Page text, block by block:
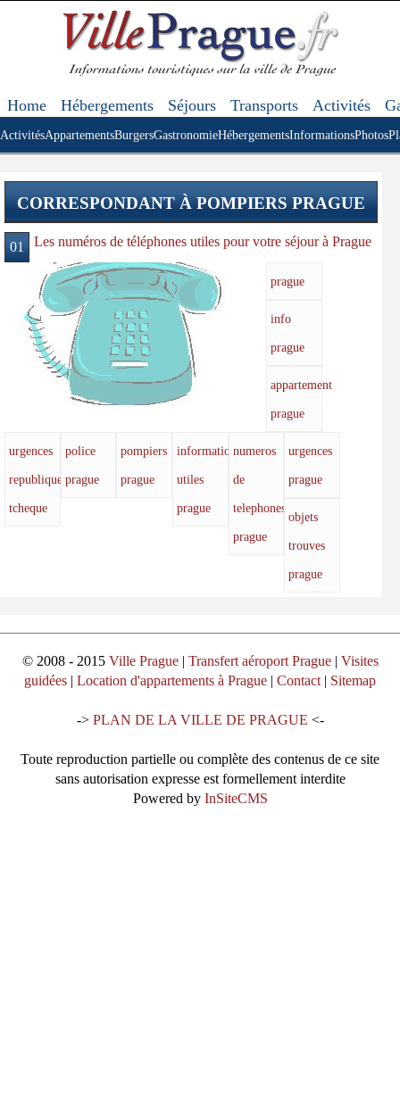
Home Hébergements Séjours Transports Activités
ActivitésAppartementsBurgersGastronomieHébergementsInformationsPhotos
CORRESPONDANT À POMPIERS PRAGUE
01 Les numéros de téléphones utiles pour votre séjour à Prague
prague
info
prague
appartement
prague
urgences
republique
tcheque
police
prague
pompiers
prague
informations
utiles
prague
numeros
de
telephones
prague
urgences
prague
objets
trouves
prague
© 2008 - 2015 Ville Prague| Transfert aéroport Prague| Visites
guidées | Location d'appartements à Prague | Contact | Sitemap
-> PLAN DE LA VILLE DE PRAGUE <-
Toute reproduction partielle ou complète des contenus de ce site
sans autorisation expresse est formellement interdite
Powered by InSiteCMS